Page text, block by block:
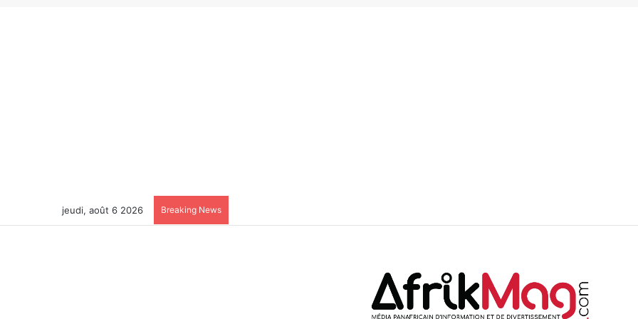
jeudi, août 6 2026 Breaking News